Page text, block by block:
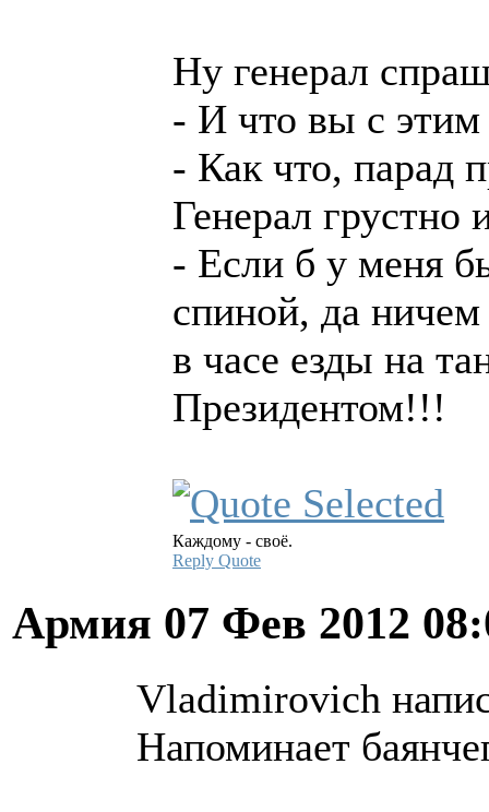
Ну генерал
- И что вы с этим
- Как что, парад
Генерал грустно
- Если б у меня
спиной, да
в часе езды на
Президентом!!!
Каждому - своё.
Reply Quote
Армия 07 Фев 2012
Vladimirovich
Напоминает